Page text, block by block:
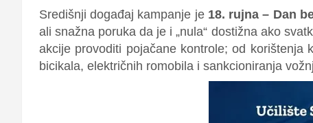
Središnji događaj kampanje je 18. rujna – Dan
ali snažna poruka da je i „nula“ dostižna ako
akcije provoditi pojačane kontrole; od korištenja
bicikala, električnih romobila i sankcioniranja